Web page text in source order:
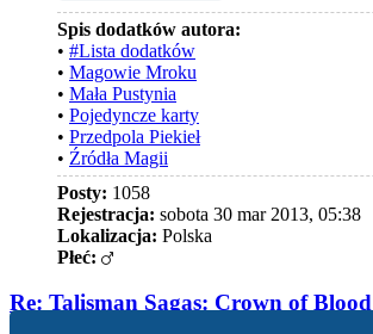
Spis dodatków autora:
• #Lista dodatków
• Magowie Mroku
• Mała Pustynia
• Pojedyncze karty
• Przedpola Piekieł
• Źródła Magii
Posty: 1058
Rejestracja: sobota 30 mar 2013, 05:38
Lokalizacja: Polska
Płeć:
Re: Talisman Sagas: Crown of Blood